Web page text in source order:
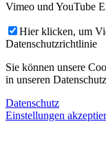
Vimeo und YouTube
Hier klicken, um
Datenschutzrichtlinie
Sie können unsere
in unseren
Datenschutz
Einstellungen